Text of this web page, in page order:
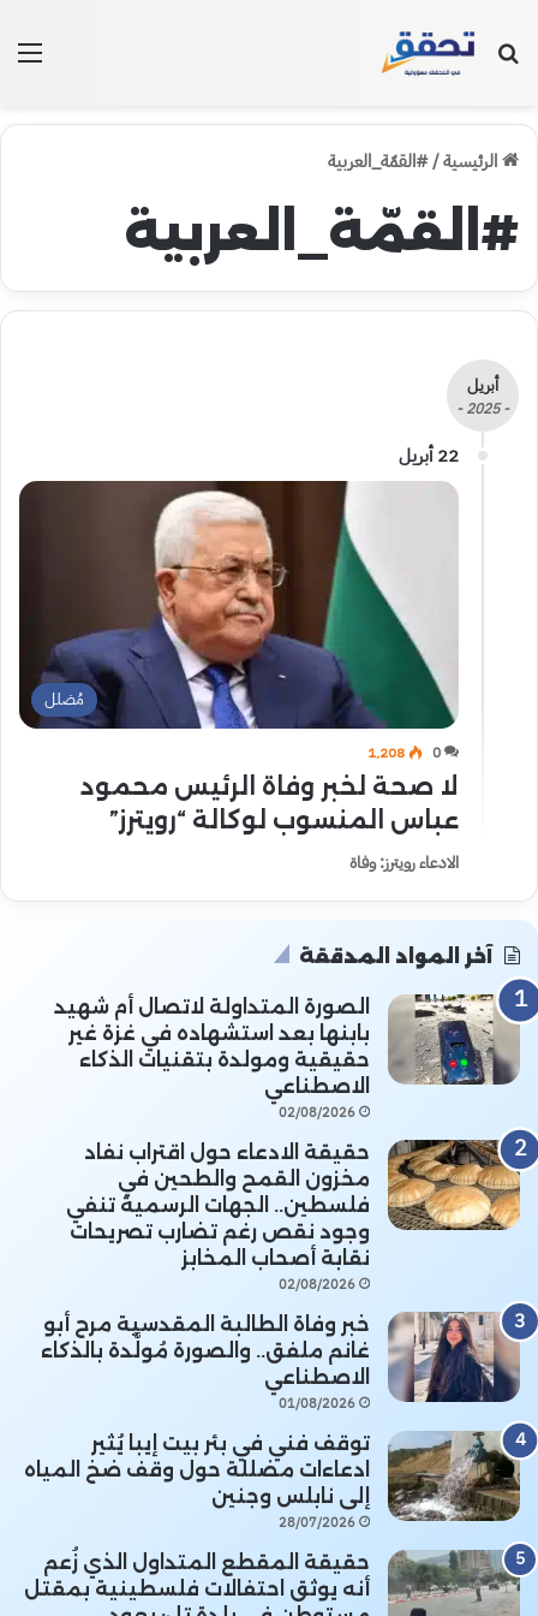
بحث عن
الرئيسية/#القمّة_العربية
#القمّة_العربية
أبريل
- 2025 -
22 أبريل
مُضلل
0 1٬208
لا صحة لخبر وفاة الرئيس محمود
عباس المنسوب لوكالة “رويترز”
الادعاء رويترز: وفاة
آخر المواد المدققة
الصورة المتداولة لاتصال أم شهيد
بابنها بعد استشهاده في غزة غير
حقيقية ومولدة بتقنيات الذكاء
الاصطناعي
02/08/2026
حقيقة الادعاء حول اقتراب نفاد
مخزون القمح والطحين في
فلسطين.. الجهات الرسمية تنفي
وجود نقص رغم تضارب تصريحات
نقابة أصحاب المخابز
02/08/2026
خبر وفاة الطالبة المقدسية مرح أبو
غانم ملفق.. والصورة مُولَّدة بالذكاء
الاصطناعي
01/08/2026
توقف فني في بئر بيت إيبا يُثير
ادعاءات مضللة حول وقف ضخ المياه
إلى نابلس وجنين
28/07/2026
حقيقة المقطع المتداول الذي زُعم
أنه يوثق احتفالات فلسطينية بمقتل